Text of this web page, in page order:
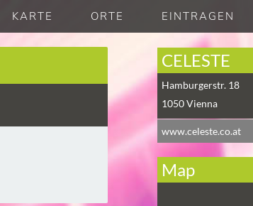
KARTE ORTE EINTRAGEN
CELESTE
Hamburgerstr. 18
1050Vienna
www.celeste.co.at
Map